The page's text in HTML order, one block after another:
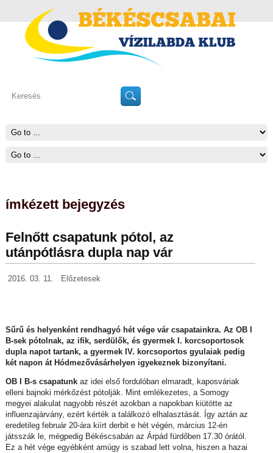
ímkézett bejegyzés
Felnőtt csapatunk pótol, az
utánpótlásra dupla nap vár
2016. 03. 11. Előzetesek
Sűrű és helyenként rendhagyó hét vége vár csapatainkra. Az OB I
B-sek pótolnak, az ifik, serdülők, és gyermek I. korcsoportosok
dupla napot tartank, a gyermek IV. korcsoportos gyulaiak pedig
két napon át Hódmezővásárhelyen igyekeznek bizonyítani.
OB I B-s csapatunkaz idei első fordulóban elmaradt, kaposváriak
elleni bajnoki mérkőzést pótolják. Mint emlékezetes, a Somogy
megyei alakulat nagyobb részét azokban a napokban kiütötte az
influenzajárvány, ezért kérték a találkozó elhalasztását. Így aztán az
eredetileg február 20-ára kiírt derbit e hét végén, március 12-én
játsszák le, mégpedig Békéscsabán az Árpád fürdőben 17.30 órától.
Ez a hét vége egyébként amúgy is szabad lett volna, hiszen a hazai